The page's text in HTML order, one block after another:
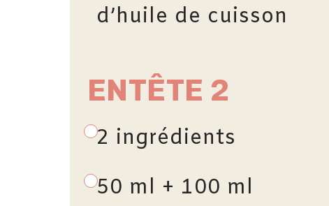
d’huile de cuisson
ENTÊTE 2
2 ingrédients
50 ml + 100 ml